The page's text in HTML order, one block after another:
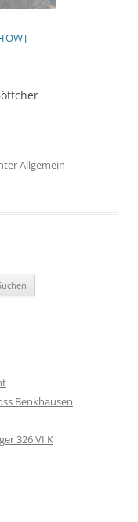
Allgemein
Benkhausen
326 VI K